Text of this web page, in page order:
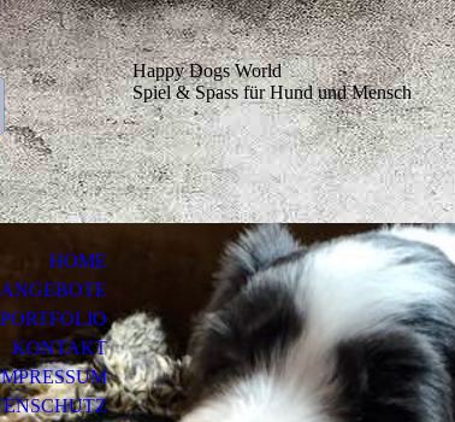
Happy Dogs World
Spiel & Spass für Hund und Mensch
HOME
ANGEBOTE
PORTFOLIO
KONTAKT